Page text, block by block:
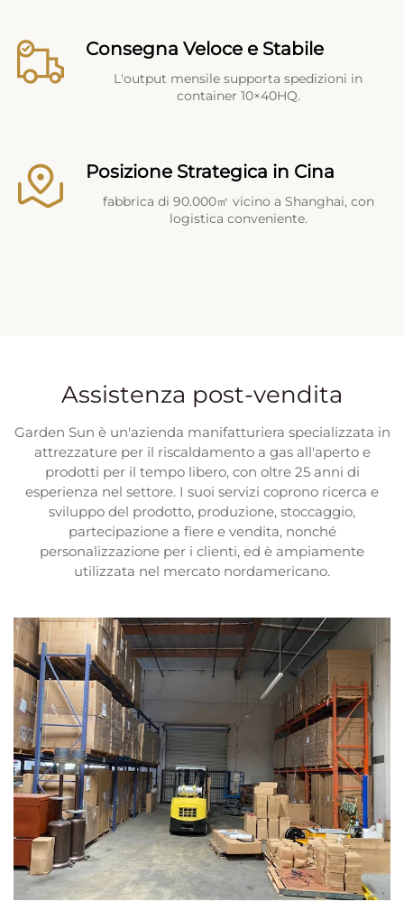
Consegna Veloce e Stabile
L'output mensile supporta spedizioni in
container 10×40HQ.
Posizione Strategica in Cina
fabbrica di 90.000㎡ vicino a Shanghai, con
logistica conveniente.
Assistenza post-vendita
Garden Sun è un'azienda manifatturiera specializzata in
attrezzature per il riscaldamento a gas all'aperto e
prodotti per il tempo libero, con oltre 25 anni di
esperienza nel settore. I suoi servizi coprono ricerca e
sviluppo del prodotto, produzione, stoccaggio,
partecipazione a fiere e vendita, nonché
personalizzazione per i clienti, ed è ampiamente
utilizzata nel mercato nordamericano.